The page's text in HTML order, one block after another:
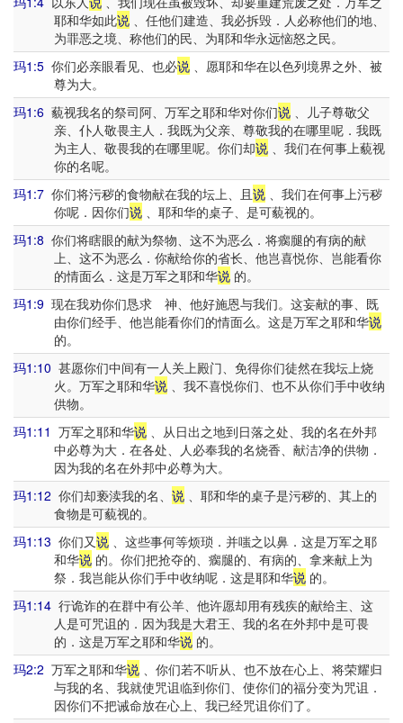
耶和华如此说、任他们建造、我必拆毁．人必称他们的地、
为罪恶之境、称他们的民、为耶和华永远恼怒之民。
玛1:5 你们必亲眼看见、也必说 、愿耶和华在以色列境界之外、被
尊为大。
玛1:6 藐视我名的祭司阿、万军之耶和华对你们说 、儿子尊敬父
亲、仆人敬畏主人．我既为父亲、尊敬我的在哪里呢．我既
为主人、敬畏我的在哪里呢。你们却说、我们在何事上藐视
你的名呢。
玛1:7 你们将污秽的食物献在我的坛上、且说 、我们在何事上污秽
你呢．因你们说、耶和华的桌子、是可藐视的。
玛1:8 你们将瞎眼的献为祭物、这不为恶么．将瘸腿的有病的献
上、这不为恶么．你献给你的省长、他岂喜悦你、岂能看你
的情面么．这是万军之耶和华说的。
玛1:9 现在我劝你们恳求 神、他好施恩与我们。这妄献的事、既
由你们经手、他岂能看你们的情面么。这是万军之耶和华说
的。
玛1:10 甚愿你们中间有一人关上殿门、免得你们徒然在我坛上烧
火。万军之耶和华说、我不喜悦你们、也不从你们手中收纳
供物。
玛1:11 万军之耶和华说 、从日出之地到日落之处、我的名在外邦
中必尊为大．在各处、人必奉我的名烧香、献洁净的供物．
因为我的名在外邦中必尊为大。
玛1:12 你们却亵渎我的名、 说 、耶和华的桌子是污秽的、其上的
食物是可藐视的。
玛1:13 你们又说 、这些事何等烦琐．并嗤之以鼻．这是万军之耶
和华说的。你们把抢夺的、瘸腿的、有病的、拿来献上为
祭．我岂能从你们手中收纳呢．这是耶和华说的。
玛1:14 行诡诈的在群中有公羊、他许愿却用有残疾的献给主、这
人是可咒诅的．因为我是大君王、我的名在外邦中是可畏
的．这是万军之耶和华说的。
玛2:2 万军之耶和华说 、你们若不听从、也不放在心上、将荣耀归
与我的名、我就使咒诅临到你们、使你们的福分变为咒诅．
因你们不把诫命放在心上、我已经咒诅你们了。